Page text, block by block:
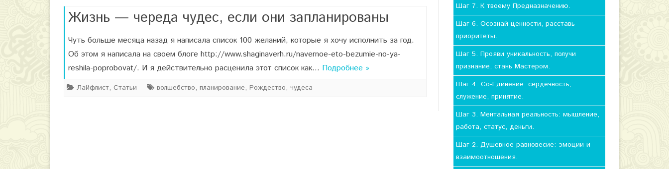
Жизнь — череда чудес, если они запланированы
Чуть больше месяца назад я написала список 100 желаний, которые я хочу исполнить за год.
Об этом я написала на своем блоге http://www.shaginaverh.ru/navernoe-eto-bezumie-no-ya-
reshila-poprobovat/. И я действительно расценила этот список как… Подробнее »
Лайфлист, Статьи волшебство, планирование, Рождество, чудеса
Шаг 7. К твоему Предназначению.
Шаг 6. Осознай ценности, расставь
приоритеты.
Шаг 5. Прояви уникальность, получи
признание, стань Мастером.
Шаг 4. Со-Единение: сердечность,
служение, принятие.
Шаг 3. Ментальная реальность: мышление,
работа, статус, деньги.
Шаг 2. Душевное равновесие: эмоции и
взаимоотношения.